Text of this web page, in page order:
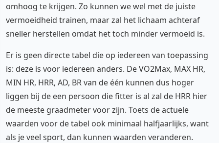
omhoog te krijgen. Zo kunnen we wel met de juiste
vermoeidheid trainen, maar zal het lichaam achteraf
sneller herstellen omdat het toch minder vermoeid is.
Er is geen directe tabel die op iedereen van toepassing
is: deze is voor iedereen anders. De VO2Max, MAX HR,
MIN HR, HRR, AD, BR van de één kunnen dus hoger
liggen bij de een persoon die fitter is al zal de HRR hier
de meeste graadmeter voor zijn. Toets de actuele
waarden voor de tabel ook minimaal halfjaarlijks, want
als je veel sport, dan kunnen waarden veranderen.